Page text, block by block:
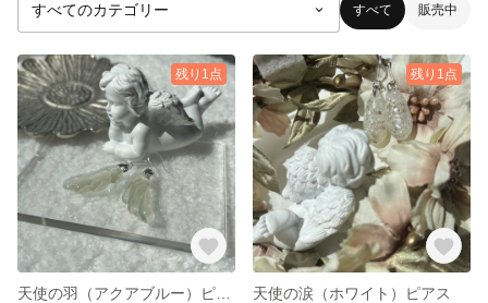
すべて 販売中
残り1点 残り1点
天使の涙（ホワイト）ピアス